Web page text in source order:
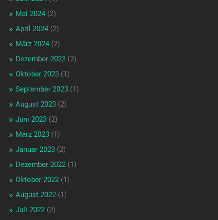
Mai 2024(2)
April 2024(2)
März 2024(2)
Dezember 2023(2)
Oktober 2023(1)
September 2023(1)
August 2023(2)
Juni 2023(2)
März 2023(1)
Januar 2023(2)
Dezember 2022(1)
Oktober 2022(1)
August 2022(1)
Juli 2022(2)